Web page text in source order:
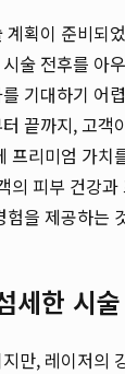
획이 준비되
술 전후를 아
기대하기 어
끝까지, 고객
프리미엄 가치
의 피부 건강
을 제공하는
세한 시
만, 레이저의